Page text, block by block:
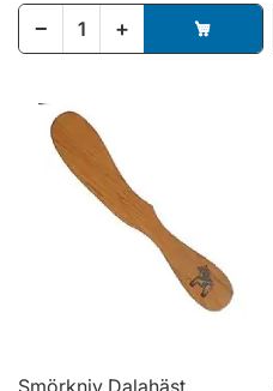
− +
Smörkniv Dalahäst